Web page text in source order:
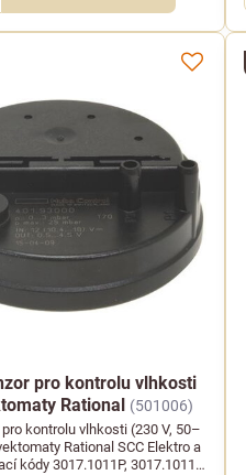
pro kontrolu vlhkosti
Rational
(501006)
kontrolu vlhkosti (230 V, 50–
Rational SCC Elektro a
kódy 3017.1011P, 3017.1011 a